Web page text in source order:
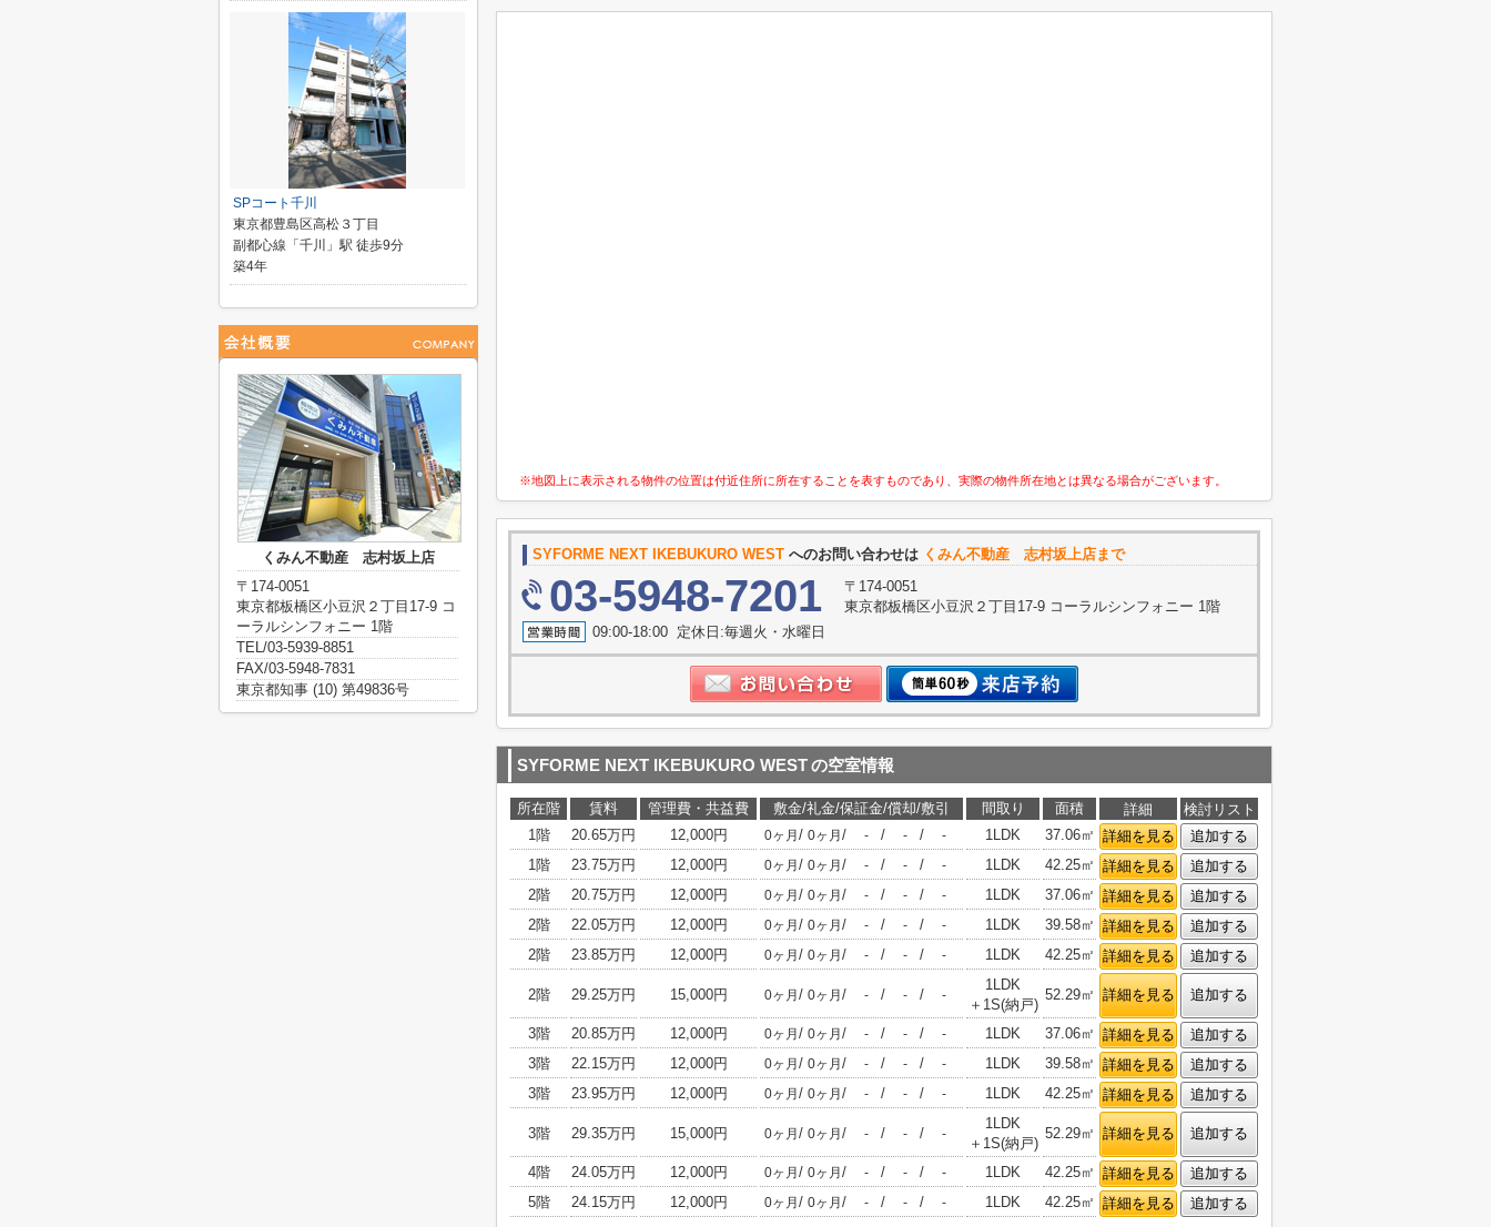
※地図上に表示される物件の位置は付近住所に所在することを表すものであり、実際の物件所在地とは異なる場合がございます。
SYFORME NEXT IKEBUKURO WEST へのお問い合わせは くみん不動産 志村坂上店まで
03-5948-7201
〒174-0051
東京都板橋区小豆沢２丁目17-9 コーラルシンフォニー 1階
09:00-18:00 定休日:毎週火・水曜日
SYFORME NEXT IKEBUKURO WESTの空室情報
所在階 賃料 管理費・共益費 敷金/礼金/保証金/償却/敷引 間取り 面積 詳細
検討リスト
1階
20.65万円 12,000円 0ヶ月 / 0ヶ月 / - / - / - 1LDK 37.06㎡ 詳細を見る
追加する
1階
23.75万円 12,000円 0ヶ月 / 0ヶ月 / - / - / - 1LDK 42.25㎡ 詳細を見る
追加する
2階
20.75万円 12,000円 0ヶ月 / 0ヶ月 / - / - / - 1LDK 37.06㎡ 詳細を見る
追加する
2階
22.05万円 12,000円 0ヶ月 / 0ヶ月 / - / - / - 1LDK 39.58㎡ 詳細を見る
追加する
2階
23.85万円 12,000円 0ヶ月 / 0ヶ月 / - / - / - 1LDK 42.25㎡ 詳細を見る 追加する
2階 29.25万円 15,000円 0ヶ月 / 0ヶ月 / - / - / -
1LDK
＋1S(納戸)
52.29㎡ 詳細を見る 追加する
3階 20.85万円 12,000円 0ヶ月 / 0ヶ月 / - / - / - 1LDK 37.06㎡ 詳細を見る
追加する
3階
22.15万円 12,000円 0ヶ月 / 0ヶ月 / - / - / - 1LDK 39.58㎡ 詳細を見る
追加する
3階
23.95万円 12,000円 0ヶ月 / 0ヶ月 / - / - / - 1LDK 42.25㎡ 詳細を見る 追加する
3階 29.35万円 15,000円 0ヶ月 / 0ヶ月 / - / - / -
1LDK
＋1S(納戸)
52.29㎡ 詳細を見る 追加する
4階 24.05万円 12,000円 0ヶ月 / 0ヶ月 / - / - / - 1LDK 42.25㎡ 詳細を見る
追加する
5階
24.15万円 12,000円 0ヶ月 / 0ヶ月 / - / - / - 1LDK 42.25㎡ 詳細を見る 追加する
SPコート千川
東京都豊島区高松３丁目
副都心線「千川」駅 徒歩9分
築4年
くみん不動産 志村坂上店
〒174-0051
東京都板橋区小豆沢２丁目17-9 コ
ーラルシンフォニー 1階
TEL/03-5939-8851
FAX/03-5948-7831
東京都知事 (10) 第49836号